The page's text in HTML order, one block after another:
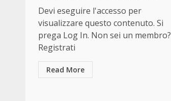
Devi eseguire l'accesso per
visualizzare questo contenuto. Si
prega Log In. Non sei un membro?
Registrati
Read More